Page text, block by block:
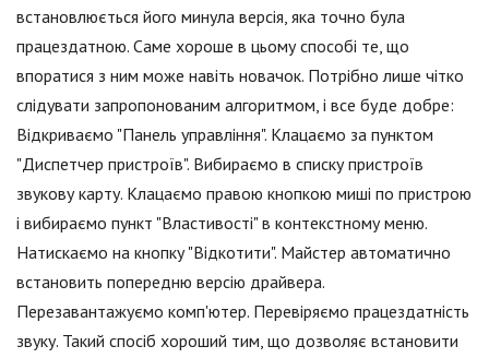
встановлюється його минула версія, яка точно була
працездатною. Саме хороше в цьому способі те, що
впоратися з ним може навіть новачок. Потрібно лише чітко
слідувати запропонованим алгоритмом, і все буде добре:
Відкриваємо "Панель управління". Клацаємо за пунктом
"Диспетчер пристроїв". Вибираємо в списку пристроїв
звукову карту. Клацаємо правою кнопкою миші по пристрою
і вибираємо пункт "Властивості" в контекстному меню.
Натискаємо на кнопку "Відкотити". Майстер автоматично
встановить попередню версію драйвера.
Перезавантажуємо комп'ютер. Перевіряємо працездатність
звуку. Такий спосіб хороший тим, що дозволяє встановити